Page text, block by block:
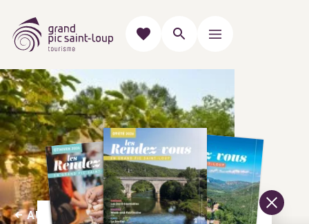
AUTOUR DE LA VIGNE & DU VIN